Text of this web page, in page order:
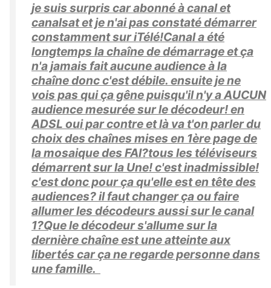
je suis surpris car abonné à canal et
canalsat et je n'ai pas constaté démarrer
constamment sur iTélé!Canal a été
longtemps la chaîne de démarrage et ça
n'a jamais fait aucune audience à la
chaîne donc c'est débile. ensuite je ne
vois pas qui ça gêne puisqu'il n'y a AUCUN
audience mesurée sur le décodeur! en
ADSL oui par contre et là va t'on parler du
choix des chaînes mises en 1ère page de
la mosaique des FAI?tous les téléviseurs
démarrent sur la Une! c'est inadmissible!
c'est donc pour ça qu'elle est en tête des
audiences? il faut changer ça ou faire
allumer les décodeurs aussi sur le canal
1?Que le décodeur s'allume sur la
dernière chaîne est une atteinte aux
libertés car ça ne regarde personne dans
une famille.